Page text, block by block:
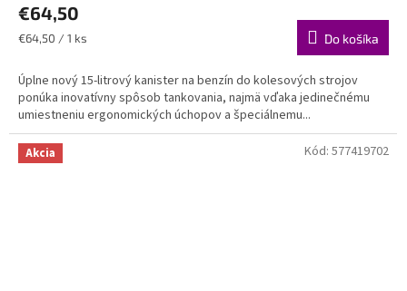
€64,50
Jednotková
€64,50 / 1 ks Do košíka
Úplne nový 15-litrový kanister na benzín do kolesových strojov
ponúka inovatívny spôsob tankovania, najmä vďaka jedinečnému
umiestneniu ergonomických úchopov a špeciálnemu...
Akcia Kód: 577419702